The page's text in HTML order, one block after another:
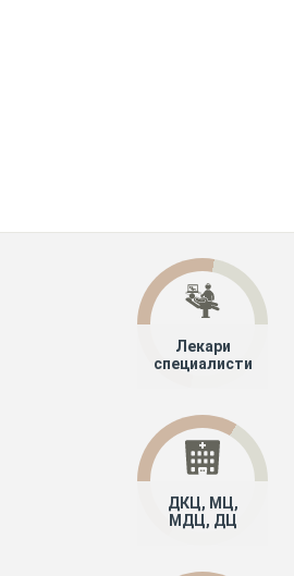
Лекари
специалисти
ДКЦ, МЦ,
МДЦ, ДЦ